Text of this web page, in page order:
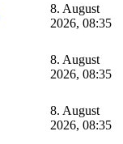
8. August
2026, 08:35
8. August
2026, 08:35
8. August
2026, 08:35